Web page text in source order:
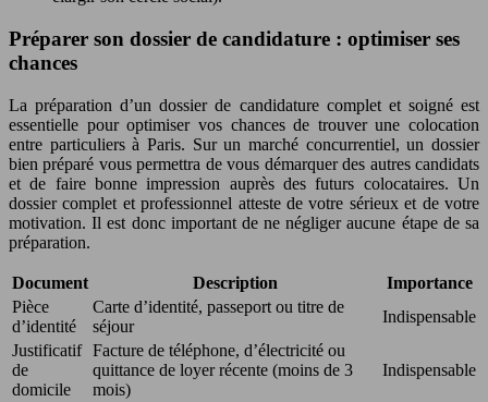
Préparer son dossier de candidature : optimiser ses
chances
La préparation d’un dossier de candidature complet et soigné est
essentielle pour optimiser vos chances de trouver une colocation
entre particuliers à Paris. Sur un marché concurrentiel, un dossier
bien préparé vous permettra de vous démarquer des autres candidats
et de faire bonne impression auprès des futurs colocataires. Un
dossier complet et professionnel atteste de votre sérieux et de votre
motivation. Il est donc important de ne négliger aucune étape de sa
préparation.
Document Description
Importance
Pièce
d’identité
Carte d’identité, passeport ou titre de
séjour
Indispensable
Justificatif
de
domicile
Facture de téléphone, d’électricité ou
quittance de loyer récente (moins de 3
mois)
Indispensable